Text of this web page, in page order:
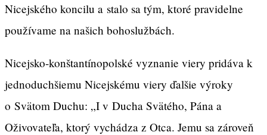
Nicejského koncilu a stalo sa tým, ktoré pravidelne
používame na našich bohoslužbách.
Nicejsko-konštantínopolské vyznanie viery pridáva k
jednoduchšiemu Nicejskému viery ďalšie výroky
o Svätom Duchu: „I v Ducha Svätého, Pána a
Oživovateľa, ktorý vychádza z Otca. Jemu sa zároveň